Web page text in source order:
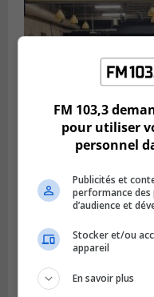
VIEUX-LONGUEUIL
Publié le 3 août 2026 à
Longueuil
FM 103,3
pour utiliser
personnel
Publicités et
performance des
d’audience et
Stocker et/ou
appareil
En savoir plus